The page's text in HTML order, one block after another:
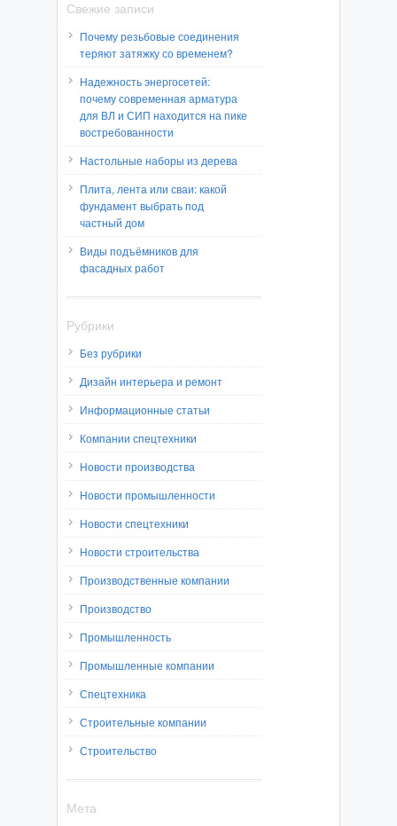
Свежие записи
Почему резьбовые соединения
теряют затяжку со временем?
Надежность энергосетей:
почему современная арматура
для ВЛ и СИП находится на пике
востребованности
Настольные наборы из дерева
Плита, лента или сваи: какой
фундамент выбрать под
частный дом
Виды подъёмников для
фасадных работ
Рубрики
Без рубрики
Дизайн интерьера и ремонт
Информационные статьи
Компании спецтехники
Новости производства
Новости промышленности
Новости спецтехники
Новости строительства
Производственные компании
Производство
Промышленность
Промышленные компании
Спецтехника
Строительные компании
Строительство
Мета